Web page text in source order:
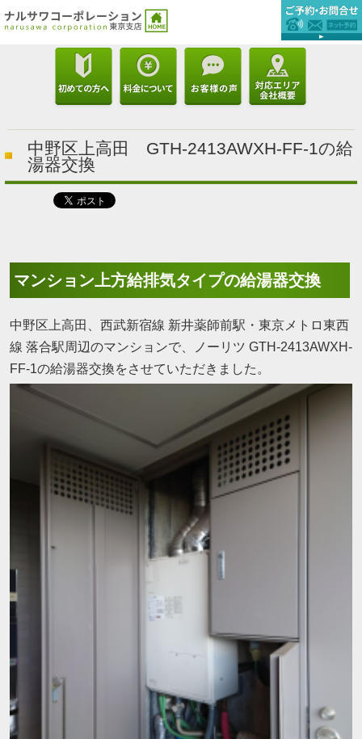
中野区上高田 GTH-2413AWXH-FF-1の給
湯器交換
マンション上方給排気タイプの給湯器交換
中野区上高田、西武新宿線 新井薬師前駅・東京メトロ東西
線 落合駅周辺のマンションで、ノーリツ GTH-2413AWXH-
FF-1の給湯器交換をさせていただきました。